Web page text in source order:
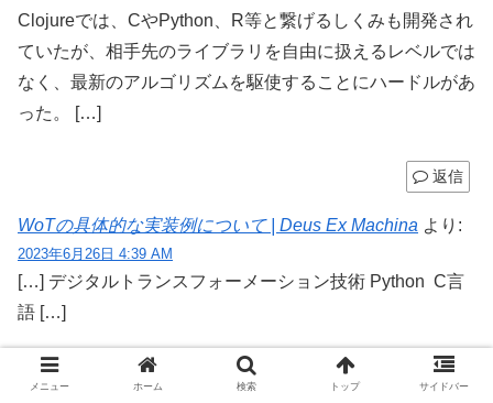
Clojureでは、CやPython、R等と繋げるしくみも開発され
ていたが、相手先のライブラリを自由に扱えるレベルでは
なく、最新のアルゴリズムを駆使することにハードルがあ
った。 […]
返信
WoTの具体的な実装例について | Deus Ex Machina より:
2023年6月26日 4:39 AM
[…] デジタルトランスフォーメーション技術 Python C言
語 […]
返信
メニュー ホーム 検索 トップ サイドバー